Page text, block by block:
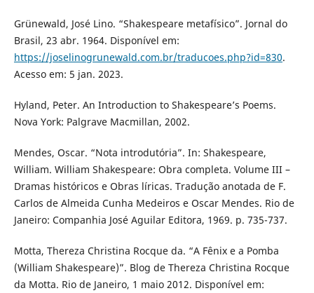
Grünewald, José Lino. “Shakespeare metafísico”. Jornal do
Brasil, 23 abr. 1964. Disponível em:
https://joselinogrunewald.com.br/traducoes.php?id=830.
Acesso em: 5 jan. 2023.
Hyland, Peter. An Introduction to Shakespeare’s Poems.
Nova York: Palgrave Macmillan, 2002.
Mendes, Oscar. “Nota introdutória”. In: Shakespeare,
William. William Shakespeare: Obra completa. Volume III –
Dramas históricos e Obras líricas. Tradução anotada de F.
Carlos de Almeida Cunha Medeiros e Oscar Mendes. Rio de
Janeiro: Companhia José Aguilar Editora, 1969. p. 735-737.
Motta, Thereza Christina Rocque da. “A Fênix e a Pomba
(William Shakespeare)”. Blog de Thereza Christina Rocque
da Motta. Rio de Janeiro, 1 maio 2012. Disponível em: